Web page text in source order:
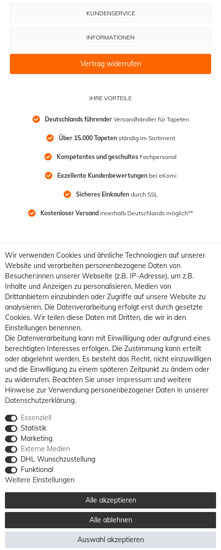
IHRE VORTEILE
Deutschlands führender Versandhändler für Tapeten
Über 15.000 Tapeten ständig im Sortiment
Kompetentes und geschultes Fachpersonal
Exzellente Kundenbewertungen bei eKomi
Sicheres Einkaufen durch SSL
Kostenloser Versand innerhalb Deutschlands möglich**
KUNDENSERVICE
INFORMATIONEN
Vertrag widerrufen
Alle Preise sind inkl. MwSt. / **Kostenloser Versand innerhalb Deutschlands möglich.
Versandkosten in andere Länder finden Siehier
Wir verwenden Cookies und ähnliche Technologien auf unserer
Website und verarbeiten personenbezogene Daten von
Besucher:innen unserer Webseite (z.B. IP-Adresse), um z.B.
Inhalte und Anzeigen zu personalisieren, Medien von
Drittanbietern einzubinden oder Zugriffe auf unsere Website zu
analysieren. Die Datenverarbeitung erfolgt erst durch gesetzte
Cookies. Wir teilen diese Daten mit Dritten, die wir in den
Einstellungen benennen.
Die Datenverarbeitung kann mit Einwilligung oder aufgrund eines
berechtigten Interesses erfolgen. Die Zustimmung kann erteilt
oder abgelehnt werden. Es besteht das Recht, nicht einzuwilligen
und die Einwilligung zu einem späteren Zeitpunkt zu ändern oder
zu widerrufen. Beachten Sie unser Impressum und weitere
Hinweise zur Verwendung personenbezogener Daten in unserer
Daten­schutz­erklärung.
Essenziell
Statistik
Marketing
Externe Medien
DHL Wunschzustellung
Funktional
Weitere Einstellungen
Alle akzeptieren
Alle ablehnen
Auswahl akzeptieren